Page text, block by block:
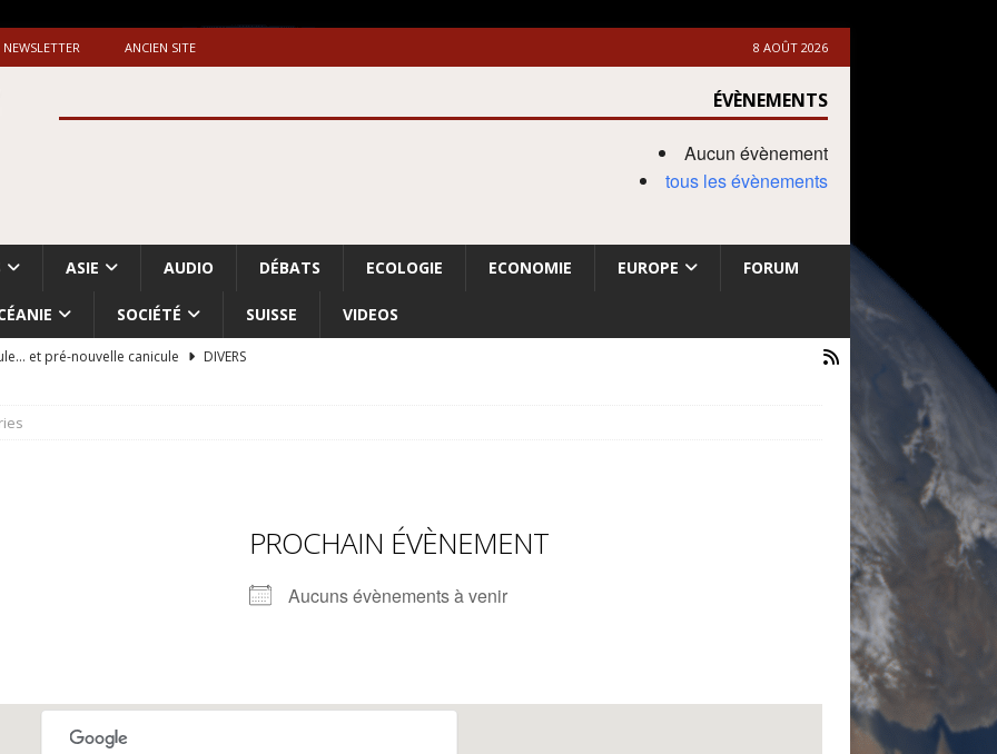
NEWSLETTER ANCIEN SITE 8 AOÛT 2026
ÉVÈNEMENTS
Aucun évènement
tous les évènements
ASIE AUDIO DÉBATS ECOLOGIE ECONOMIE EUROPE FORUM
SOCIÉTÉ SUISSE VIDEOS
et pré-nouvelle canicule
DIVERS
du nettoyage ethnique en Cisjordanie et à Gaza
PROCHAIN ÉVÈNEMENT
Aucuns évènements à venir